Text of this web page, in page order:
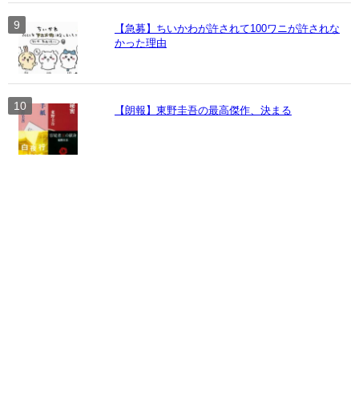
【急募】ちいかわが許されて100ワニが許されな
かった理由
【朗報】東野圭吾の最高傑作、決まる